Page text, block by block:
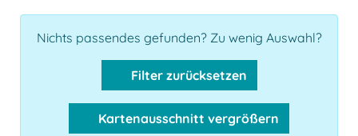
Nichts passendes gefunden? Zu wenig Auswahl?
Filter zurücksetzen
Kartenausschnitt vergrößern